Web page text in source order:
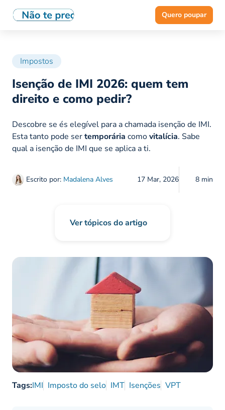
Quero poupar
Impostos
Isenção de IMI 2026: quem tem
direito e como pedir?
Escrito por: Madalena Alves 17 Mar, 2026 8 min
Descobre se és elegível para a chamada isenção de IMI.
Esta tanto pode sertemporária comovitalícia. Sabe
qual a isenção de IMI que se aplica a ti.
Ver tópicos do artigo
Tags:IMI Imposto do selo IMT Isenções VPT